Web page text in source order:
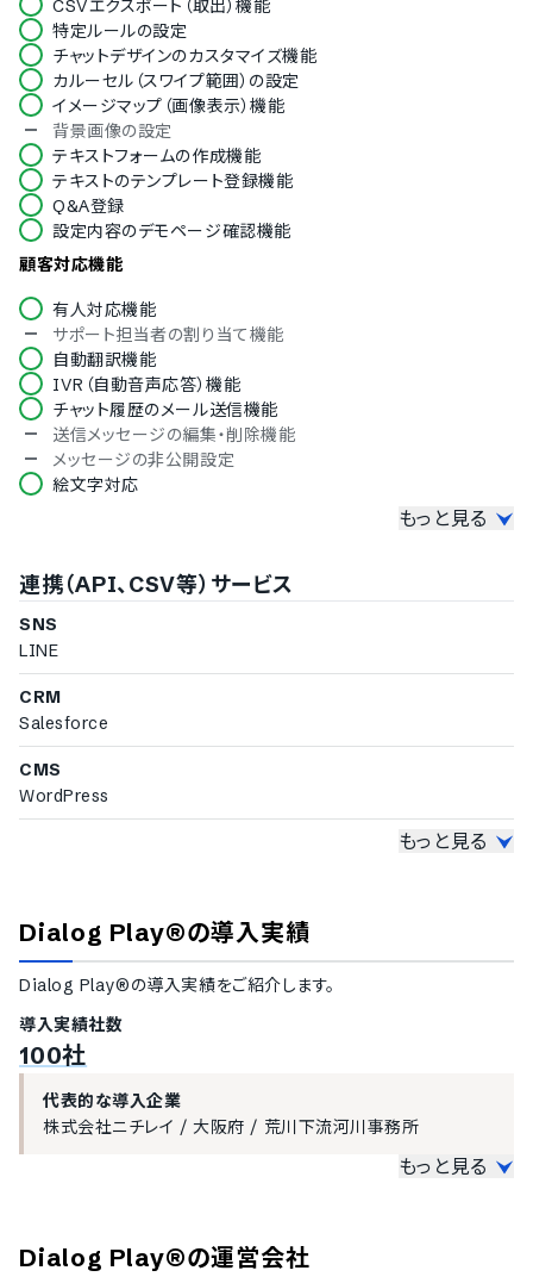
イタリア語
韓国語
ポルトガル語
ロシア語
スペイン語
タイ語
インドネシア語
ブルガリア語
クロアチア語
ヘブライ語
ヒンディー語
ポーランド語
トルコ語
ベトナム語
CSVエクスポート（取出）機能
特定ルールの設定
チャットデザインのカスタマイズ機能
カルーセル（スワイプ範囲）の設定
イメージマップ（画像表示）機能
背景画像の設定
テキストフォームの作成機能
テキストのテンプレート登録機能
Q&A登録
設定内容のデモページ確認機能
顧客対応機能
有人対応機能
サポート担当者の割り当て機能
自動翻訳機能
IVR（自動音声応答）機能
チャット履歴のメール送信機能
送信メッセージの編集・削除機能
メッセージの非公開設定
絵文字対応
起動率やCVRの分析機能
通知設定
チャット開始時の通知設定
タグ・属性追加時のシステム表示設定
営業時間外のチャット非表示設定
もっと見る
連携（API、CSV等）サービス
SNS
LINE
CRM
Salesforce
CMS
WordPress
ビジネスチャットツール
Slack
もっと見る
Dialog Play®の導入実績
Dialog Play®の導入実績をご紹介します。
導入実績社数
100社
代表的な導入企業
株式会社ニチレイ /大阪府 / 荒川下流河川事務所
1000名以上
もっと見る
Dialog Play®の運営会社